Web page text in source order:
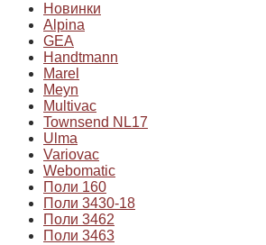
Новинки
Alpina
GEA
Handtmann
Marel
Meyn
Multivac
Townsend NL17
Ulma
Variovac
Webomatic
Поли 160
Поли 3430-18
Поли 3462
Поли 3463